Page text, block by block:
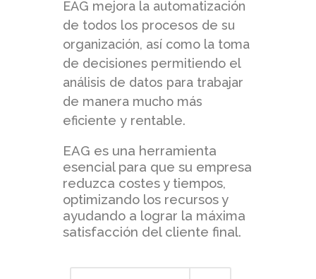
EAG mejora la automatización
de todos los procesos de su
organización, así como la toma
de decisiones permitiendo el
análisis de datos para trabajar
de manera mucho más
eficiente y rentable.
EAG es una herramienta
esencial para que su empresa
reduzca costes y tiempos,
optimizando los recursos y
ayudando a lograr la máxima
satisfacción del cliente final.